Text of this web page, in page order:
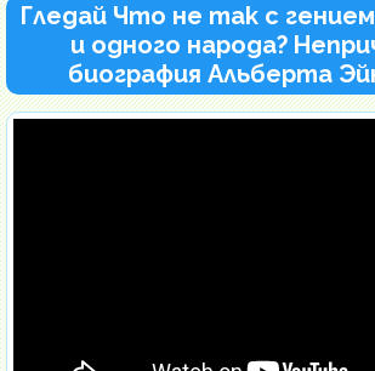
Гледай Что не так с
и одного народа?
биография Альберта